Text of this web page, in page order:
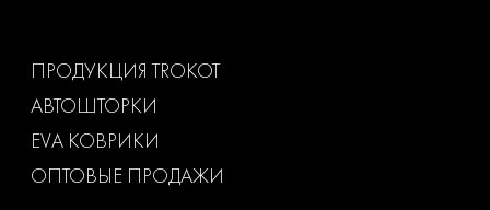
Маз
ПРОДУКЦИЯ TROKOT
АВТОШТОРКИ
EVA КОВРИКИ
ОПТОВЫЕ ПРОДАЖИ